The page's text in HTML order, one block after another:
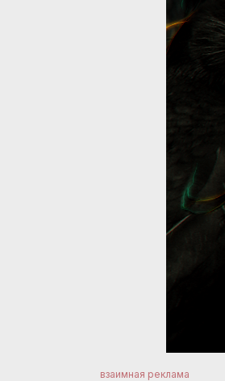
взаимная реклама